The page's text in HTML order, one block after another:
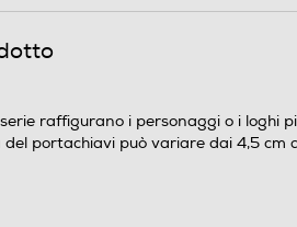
raffigurano i personaggi o i loghi
del portachiavi può variare dai 4,5 cm